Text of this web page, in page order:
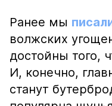
Ранее мы
волжских
достойны того,
И, конечно,
станут